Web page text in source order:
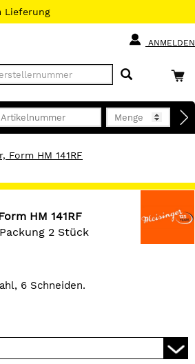
Lieferung
ANMELDEN
HM 141RF
HM 141RF
2 Stück
6 Schneiden.